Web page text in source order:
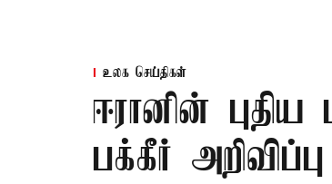
உலக செய்திகள்
ஈரானின் புதிய
பக்கீர் அறிவிப்பு